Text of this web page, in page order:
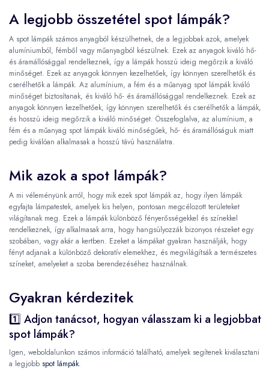
A legjobb összetétel spot lámpák?
A spot lámpák számos anyagból készülhetnek, de a legjobbak azok, amelyek
alumíniumból, fémből vagy műanyagból készülnek. Ezek az anyagok kiváló hő-
és áramállósággal rendelkeznek, így a lámpák hosszú ideig megőrzik a kiváló
minőséget. Ezek az anyagok könnyen kezelhetőek, így könnyen szerelhetők és
cserélhetők a lámpák. Az alumínium, a fém és a műanyag spot lámpák kiváló
minőséget biztosítanak, és kiváló hő- és áramállósággal rendelkeznek. Ezek az
anyagok könnyen kezelhetőek, így könnyen szerelhetők és cserélhetők a lámpák,
és hosszú ideig megőrzik a kiváló minőséget. Összefoglalva, az alumínium, a
fém és a műanyag spot lámpák kiváló minőségűek, hő- és áramállóságuk miatt
pedig kiválóan alkalmasak a hosszú távú használatra.
Mik azok a spot lámpák?
A mi véleményünk arról, hogy mik ezek spot lámpák az, hogy ilyen lámpák
egyfajta lámpatestek, amelyek kis helyen, pontosan megcélozott területeket
világítanak meg. Ezek a lámpák különböző fényerősségekkel és színekkel
rendelkeznek, így alkalmasak arra, hogy hangsúlyozzák bizonyos részeket egy
szobában, vagy akár a kertben. Ezeket a lámpákat gyakran használják, hogy
fényt adjanak a különböző dekoratív elemekhez, és megvilágítsák a természetes
színeket, amelyeket a szoba berendezéséhez használnak.
Gyakran kérdezitek
1️⃣ Adjon tanácsot, hogyan válasszam ki a legjobbat
spot lámpák?
Igen, weboldalunkon számos információ található, amelyek segítenek kiválasztani
a legjobb spot lámpák.